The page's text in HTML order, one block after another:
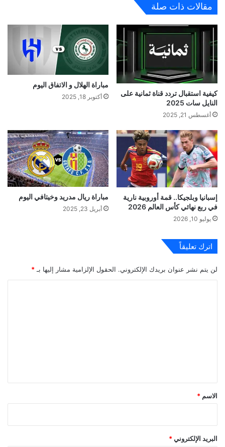
مقالات ذات صلة
كيفية استقبال تردد قناة ثمانية على
النايل سات 2025
أغسطس 21, 2025
مباراة الهلال و الاتفاق اليوم
أكتوبر 18, 2025
إسبانيا وبلجيكا.. قمة أوروبية نارية
في ربع نهائي كأس العالم 2026
يوليو 10, 2026
مباراة ريال مدريد وخيتافي اليوم
أبريل 23, 2025
اترك تعليقاً
لن يتم نشر عنوان بريدك الإلكتروني. الحقول الإلزامية مشار إليها بـ *
*
الاسم *
البريد الإلكتروني *